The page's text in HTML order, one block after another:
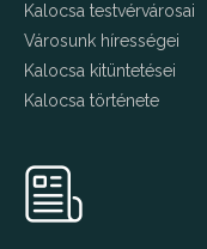
Kalocsa testvérvárosai
Városunk hírességei
Kalocsa kitüntetései
Kalocsa története